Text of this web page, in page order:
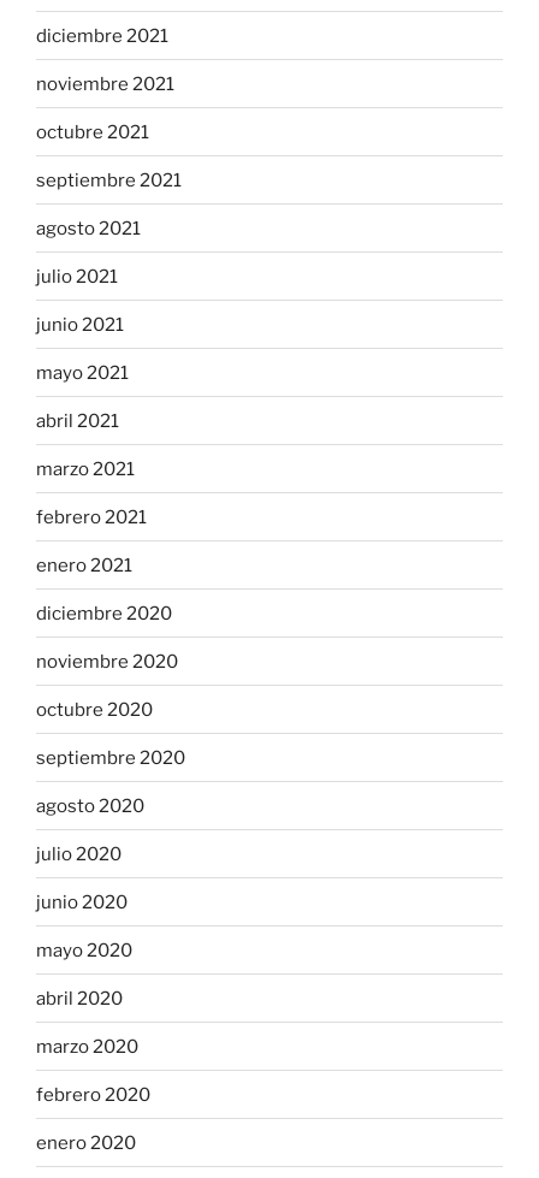
diciembre 2021
noviembre 2021
octubre 2021
septiembre 2021
agosto 2021
julio 2021
junio 2021
mayo 2021
abril 2021
marzo 2021
febrero 2021
enero 2021
diciembre 2020
noviembre 2020
octubre 2020
septiembre 2020
agosto 2020
julio 2020
junio 2020
mayo 2020
abril 2020
marzo 2020
febrero 2020
enero 2020